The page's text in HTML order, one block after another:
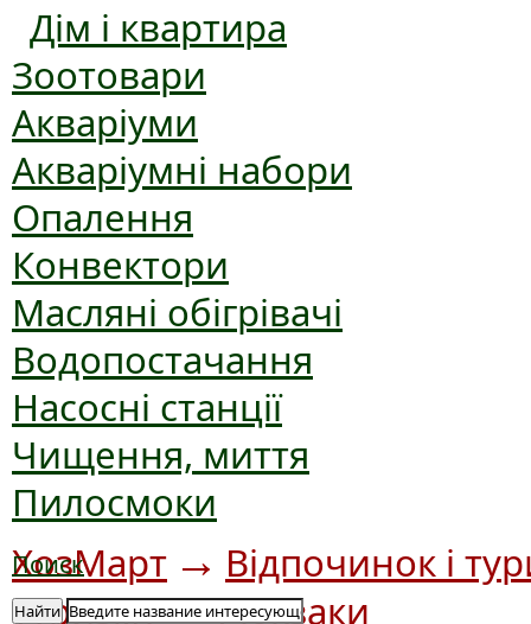
Дім і квартира
Зоотовари
Акваріуми
Акваріумні набори
Опалення
Конвектори
Масляні обігрівачі
Водопостачання
Насосні станції
Чищення, миття
Пилосмоки
Поиск
Найти
ХозМарт → Відпочинок і
туризму→Рюкзаки